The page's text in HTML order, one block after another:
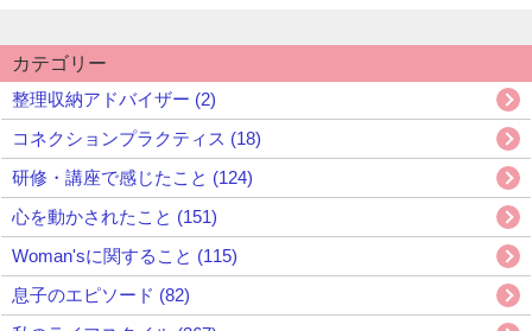
カテゴリー
整理収納アドバイザー (2)
コネクションプラクティス (18)
研修・講座で感じたこと (124)
心を動かされたこと (151)
Woman'sに関すること (115)
息子のエピソード (82)